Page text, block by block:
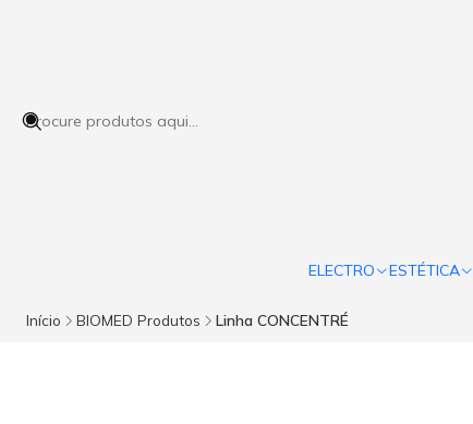
ELECTRO ESTÉTICA
Início BIOMED Produtos Linha CONCENTRÉ